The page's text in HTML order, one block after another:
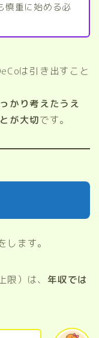
慎重に始める必
は引き出すこと
かり考えたうえ
が大切です。
ます。
）は、 年収では